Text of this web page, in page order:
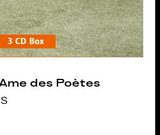
des Poètes